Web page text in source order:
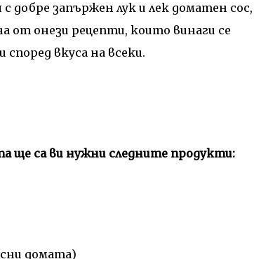
добре запържен лук и лек доматен сос,
от онези рецепти, които винаги се
вкуса на всеки.
ще са ви нужни следните продукти:
домата)